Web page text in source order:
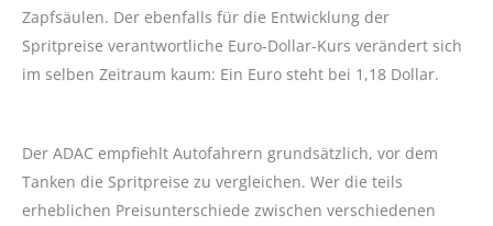
Zapfsäulen. Der ebenfalls für die Entwicklung der
Spritpreise verantwortliche Euro-Dollar-Kurs verändert sich
im selben Zeitraum kaum: Ein Euro steht bei 1,18 Dollar.
Der ADAC empfiehlt Autofahrern grundsätzlich, vor dem
Tanken die Spritpreise zu vergleichen. Wer die teils
erheblichen Preisunterschiede zwischen verschiedenen